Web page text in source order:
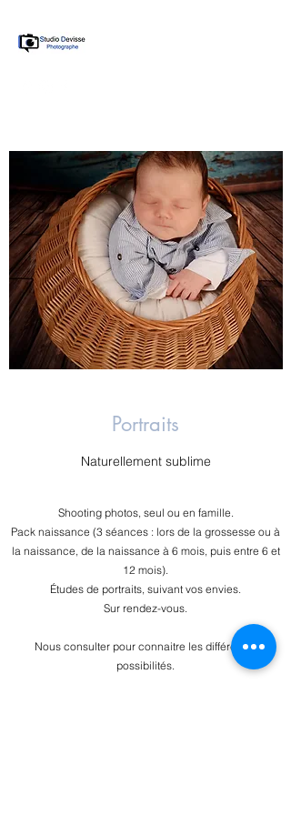
Portraits
Naturellement sublime
Shooting photos, seul ou en famille.
​Pack naissance (3 séances : lors de la grossesse ou à
la naissance, de la naissance à 6 mois, puis entre 6 et
12 mois).
​Études de portraits, suivant vos envies.
Sur rendez-vous.
Nous consulter pour connaitre les différentes
possibilités.